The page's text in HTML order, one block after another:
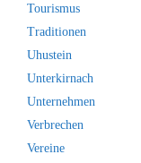
Tourismus
Traditionen
Uhustein
Unterkirnach
Unternehmen
Verbrechen
Vereine